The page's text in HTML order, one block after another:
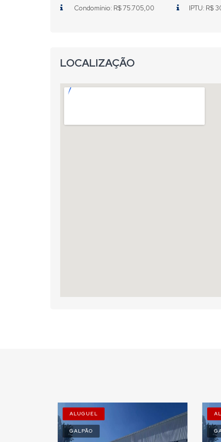
Condomínio: R$ 75.705,00 IPTU: R$
LOCALIZAÇÃO
ALUGUEL
GALPÃO